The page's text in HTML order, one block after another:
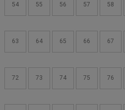
54 55 56 57 58
63 64 65 66 67
72 73 74 75 76